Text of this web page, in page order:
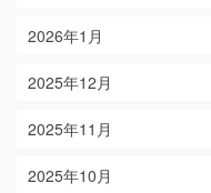
2026年1月
2025年12月
2025年11月
2025年10月